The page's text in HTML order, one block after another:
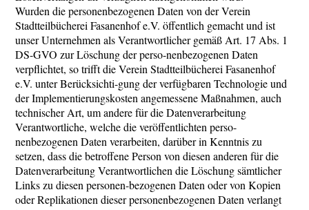
Wurden die personenbezogenen Daten von der Verein
Stadtteilbücherei Fasanenhof e.V. öffentlich gemacht und ist
unser Unternehmen als Verantwortlicher gemäß Art. 17 Abs. 1
DS-GVO zur Löschung der perso-nenbezogenen Daten
verpflichtet, so trifft die Verein Stadtteilbücherei Fasanenhof
e.V. unter Berücksichti-gung der verfügbaren Technologie und
der Implementierungskosten angemessene Maßnahmen, auch
technischer Art, um andere für die Datenverarbeitung
Verantwortliche, welche die veröffentlichten perso-
nenbezogenen Daten verarbeiten, darüber in Kenntnis zu
setzen, dass die betroffene Person von diesen anderen für die
Datenverarbeitung Verantwortlichen die Löschung sämtlicher
Links zu diesen personen-bezogenen Daten oder von Kopien
oder Replikationen dieser personenbezogenen Daten verlangt